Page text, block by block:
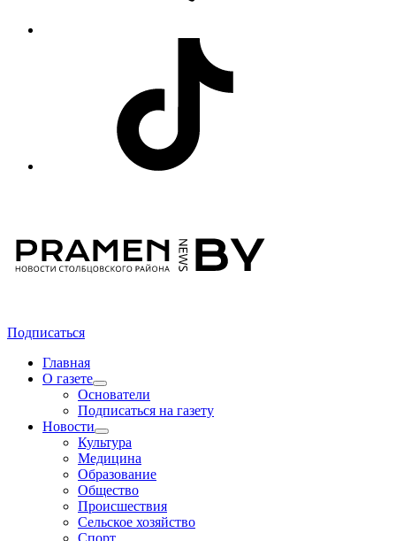
Подписаться
Главная
О газете
Основатели
Подписаться на газету
Новости
Культура
Медицина
Образование
Общество
Происшествия
Сельское хозяйство
Спорт